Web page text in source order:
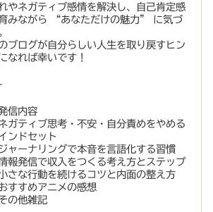
やネガティブ感情を解決し、自己肯定感
みながら “あなただけの魅力” に気づ
ブログが自分らしい人生を取り戻すヒン
なれば幸いです！
信内容
ネガティブ思考・不安・自分責めをやめる
ンドセット
ジャーナリングで本音を言語化する習慣
情報発信で収入をつくる考え方とステップ
小さな行動を続けるコツと内面の整え方
おすすめアニメの感想
の他雑記